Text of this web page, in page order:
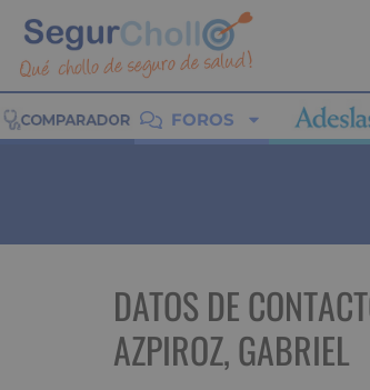
FOROS
DATOS DE
AZPIROZ, GABRIEL